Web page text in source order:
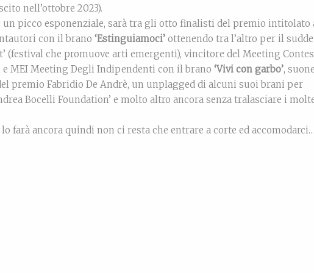
nell’ottobre 2023).
picco esponenziale, sarà tra gli otto finalisti del premio intitolato
con il brano ‘Estinguiamoci’ ottenendo tra l’altro per il
(festival che promuove arti emergenti), vincitore del Meeting
MEI Meeting Degli Indipendenti con il brano ‘Vivi con garbo’,
premio Fabridio De Andrè, un unplagged di alcuni suoi brani per
Bocelli Foundation’ e molto altro ancora senza tralasciare i
farà ancora quindi non ci resta che entrare a corte ed accomodarci…